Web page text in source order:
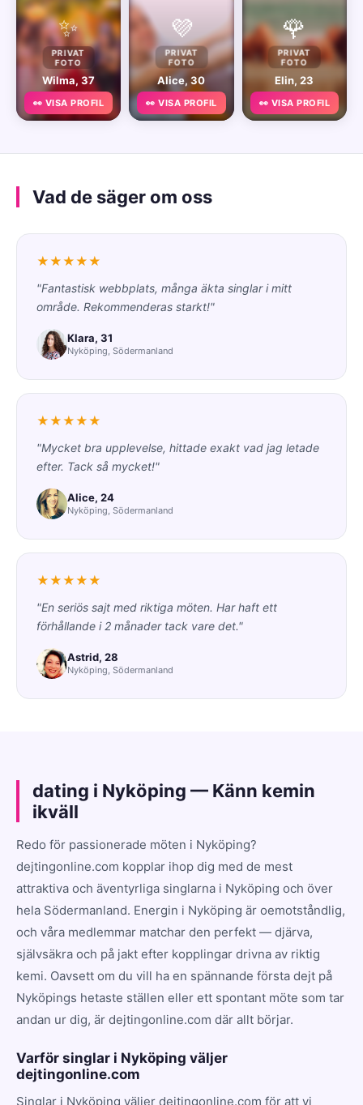
✨
PRIVAT
FOTO
Wilma, 37
👀 VISA PROFIL
💜
PRIVAT
FOTO
Alice, 30
👀 VISA PROFIL
🌹
PRIVAT
FOTO
Elin, 23
👀 VISA PROFIL
Vad de säger om oss
★★★★★
"Fantastisk webbplats, många äkta singlar i mitt
område. Rekommenderas starkt!"
Klara, 31
Nyköping, Södermanland
★★★★★
"Mycket bra upplevelse, hittade exakt vad jag letade
efter. Tack så mycket!"
Alice, 24
Nyköping, Södermanland
★★★★★
"En seriös sajt med riktiga möten. Har haft ett
förhållande i 2 månader tack vare det."
Astrid, 28
Nyköping, Södermanland
dating i Nyköping — Känn kemin
ikväll
Redo för passionerade möten i Nyköping?
dejtingonline.com kopplar ihop dig med de mest
attraktiva och äventyrliga singlarna i Nyköping och över
hela Södermanland. Energin i Nyköping är oemotståndlig,
och våra medlemmar matchar den perfekt — djärva,
självsäkra och på jakt efter kopplingar drivna av riktig
kemi. Oavsett om du vill ha en spännande första dejt på
Nyköpings hetaste ställen eller ett spontant möte som tar
andan ur dig, är dejtingonline.com där allt börjar.
Varför singlar i Nyköping väljer
dejtingonline.com
Singlar i Nyköping väljer dejtingonline.com för att vi